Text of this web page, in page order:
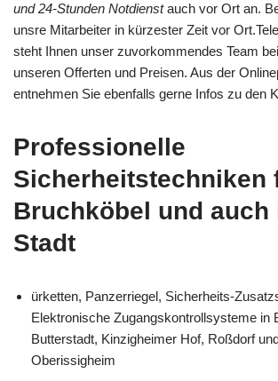
und 24-Stunden Notdienstauch vor Ort an.
unsre Mitarbeiter in kürzester Zeit vor
steht Ihnen unser zuvorkommendes Team
unseren Offerten und Preisen. Aus der
entnehmen Sie ebenfalls gerne Infos zu den
Professionelle
Sicherheitstechniken
Bruchköbel und auch
Stadt
ürketten, Panzerriegel, Sicherheits-
Elektronische Zugangskontrollsysteme in
Butterstadt, Kinzigheimer Hof, Roßdorf
Oberissigheim